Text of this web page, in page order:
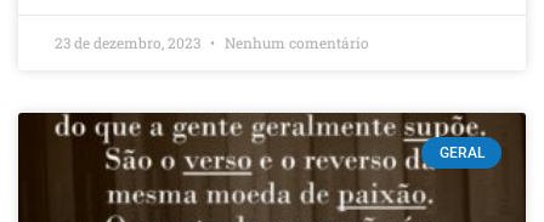
23 de dezembro, 2023 Nenhum comentário
GERAL